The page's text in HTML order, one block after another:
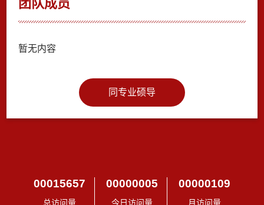
团队成员
暂无内容
同专业硕导
00015657
总访问量
00000005
今日访问量
00000109
月访问量